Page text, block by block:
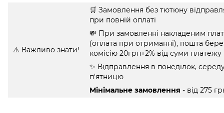
⚠️ Важливо знати!
🛒 Замовлення без тютюну
при повній оплаті
💸 При замовленні накладеним
(оплата при отриманні), пошта бере
комісію 20грн+2% від суми платежу
✨ Відправлення в понеділок,
п'ятницю
Мінімальне замовлення - від 275